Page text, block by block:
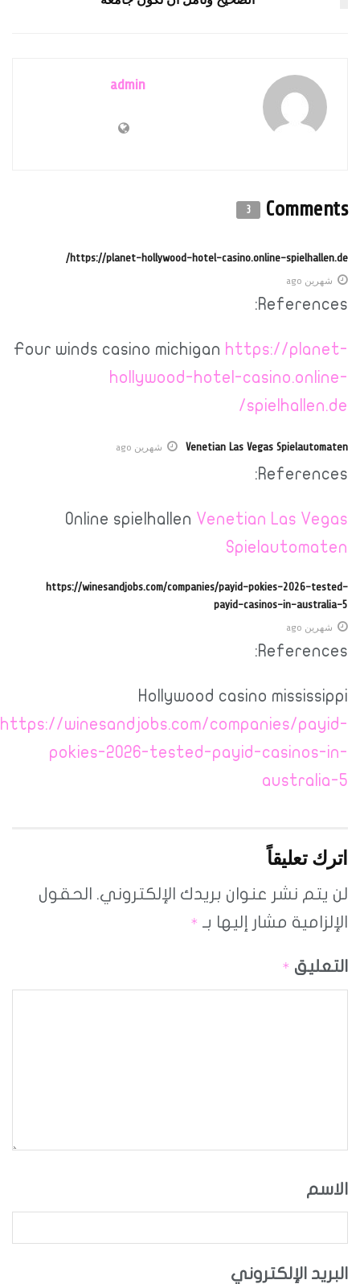
admin
Comments
3
https://planet-hollywood-hotel-casino.online-spielhallen.de/
شهرين ago
References:
Four winds casino michigan https://planet-
hollywood-hotel-casino.online-
spielhallen.de/
Venetian Las Vegas Spielautomaten شهرين ago
References:
Online spielhallen Venetian Las Vegas
Spielautomaten
https://winesandjobs.com/companies/payid-pokies-2026-tested-
payid-casinos-in-australia-5
شهرين ago
References:
Hollywood casino mississippi
https://winesandjobs.com/companies/payid-
pokies-2026-tested-payid-casinos-in-
australia-5
اترك تعليقاً
لن يتم نشر عنوان بريدك الإلكتروني. الحقول
الإلزامية مشار إليها بـ *
التعليق *
الاسم
البريد الإلكتروني